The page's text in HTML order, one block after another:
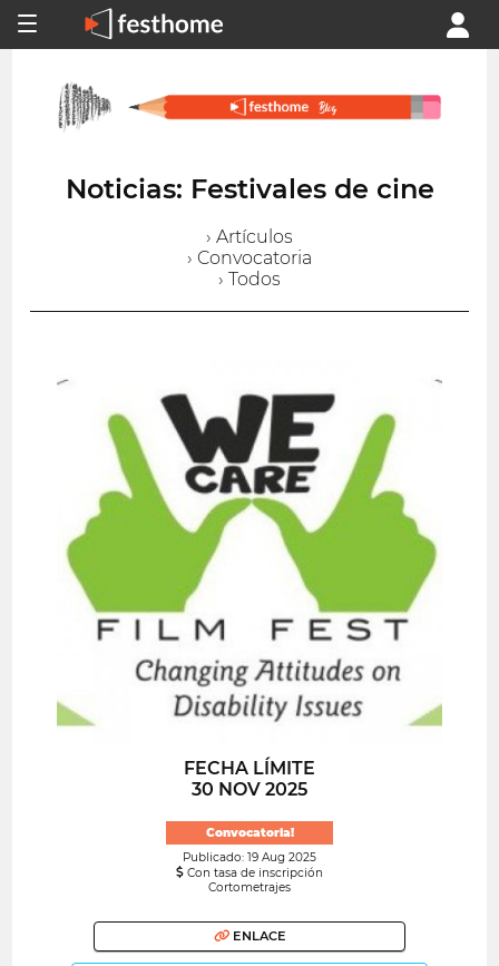
Noticias: Festivales de cine
› Artículos
› Convocatoria
› Todos
FECHA LÍMITE
30 NOV 2025
Convocatoria!
Publicado: 19 Aug 2025
Con tasa de inscripción
Cortometrajes
ENLACE